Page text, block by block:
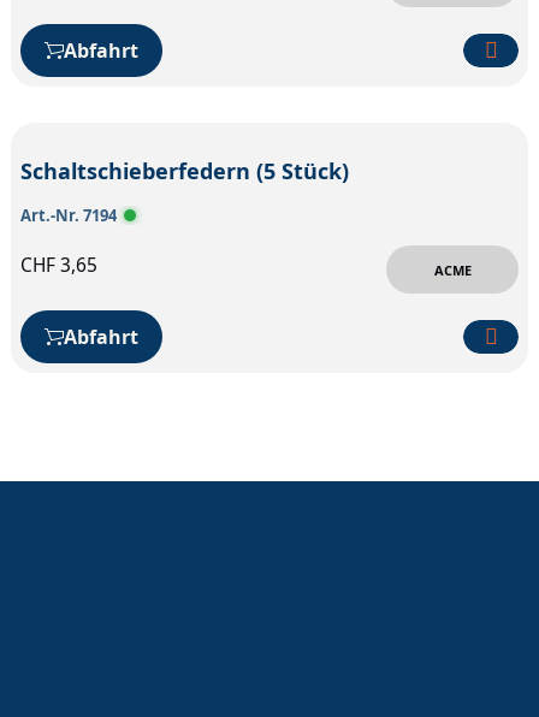
Abfahrt
Schaltschieberfedern (5 Stück)
Art.-Nr. 7194
CHF3,65 ACME
Abfahrt